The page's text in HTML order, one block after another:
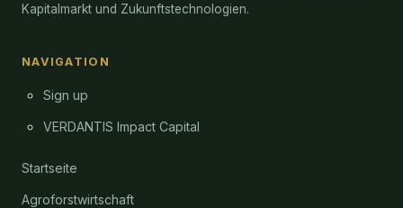
Kapitalmarkt und Zukunftstechnologien.
NAVIGATION
Sign up
VERDANTIS Impact Capital
Startseite
Agroforstwirtschaft